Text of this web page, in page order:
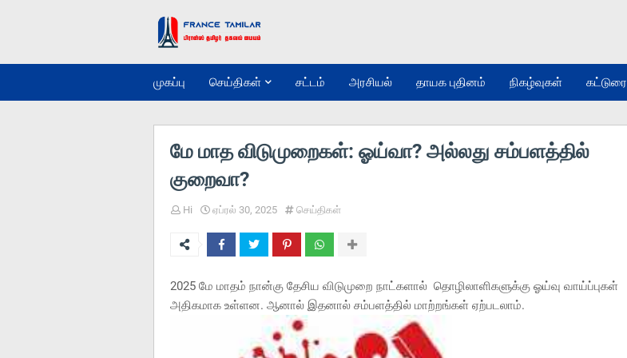
முகப்பு செய்திகள் சட்டம் அரசியல் தாயக புதினம் நிகழ்வுகள் கட்டுரை
மே மாத விடுமுறைகள்: ஓய்வா? அல்லது சம்பளத்தில்
குறைவா?
Hi ஏப்ரல் 30, 2025 செய்திகள்
2025 மே மாதம் நான்கு தேசிய விடுமுறை நாட்களால் தொழிலாளிகளுக்கு ஓய்வு வாய்ப்புகள்
அதிகமாக உள்ளன. ஆனால் இதனால் சம்பளத்தில் மாற்றங்கள் ஏற்படலாம்.